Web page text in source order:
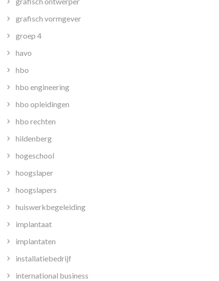
grafisch vormgever
groep 4
havo
hbo
hbo engineering
hbo opleidingen
hbo rechten
hildenberg
hogeschool
hoogslaper
hoogslapers
huiswerkbegeleiding
implantaat
implantaten
installatiebedrijf
international business